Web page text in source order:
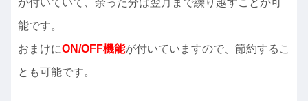
能です。
おまけにON/OFF機能が付いていますので、節約するこ
とも可能です。